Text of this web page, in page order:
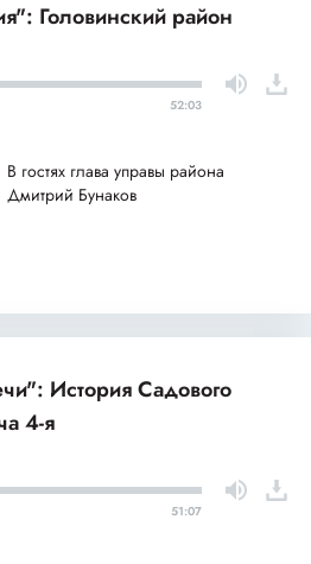
Головинский район
52:03
В гостях глава управы района
Дмитрий Бунаков
История Садового
4-я
51:07